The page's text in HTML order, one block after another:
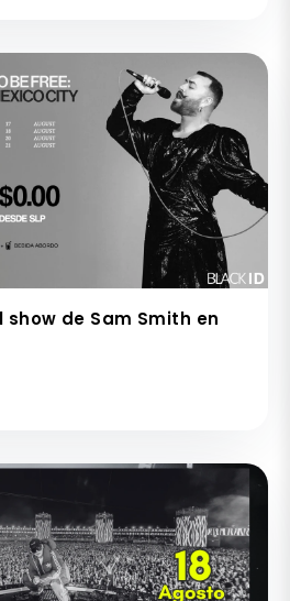
show de Sam Smith en